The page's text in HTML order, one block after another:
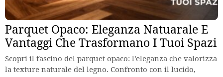
Parquet Opaco: Eleganza Natuarale E
Vantaggi Che Trasformano I Tuoi Spazi
Scopri il fascino del parquet opaco: l’eleganza che valorizza
la texture naturale del legno. Confronto con il lucido,